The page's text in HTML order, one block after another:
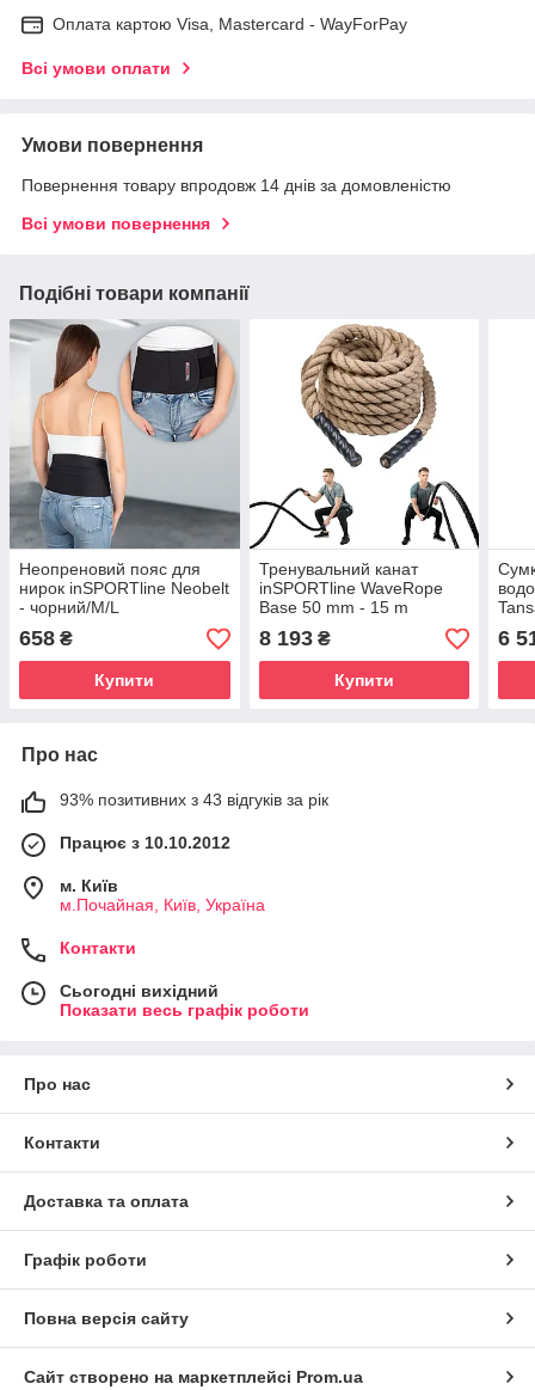
Оплата картою Visa, Mastercard - WayForPay
Всі умови оплати
Умови повернення
Повернення товару впродовж 14 днів за домовленістю
Всі умови повернення
Подібні товари компанії
Неопреновий пояс для
нирок inSPORTline Neobelt
- чорний/M/L
658 ₴
Купити
Тренувальний канат
inSPORTline WaveRope
Base 50 mm - 15 m
8 193₴
Купити
6
Про нас
93% позитивних з 43 відгуків за рік
Працює з 10.10.2012
м. Київ
м.Почайная, Київ, Україна
Контакти
Сьогодні вихідний
Показати весь графік роботи
Про нас
Контакти
Доставка та оплата
Графік роботи
Повна версія сайту
Сайт створено на маркетплейсі Prom.ua